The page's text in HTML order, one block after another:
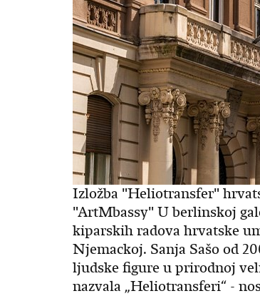
Izložba "Heliotransfer"
"ArtMbassy" U berlinskoj
kiparskih radova hrvatske
Njemackoj. Sanja Sašo od
ljudske figure u prirodnoj
nazvala „Heliotransferi“ -